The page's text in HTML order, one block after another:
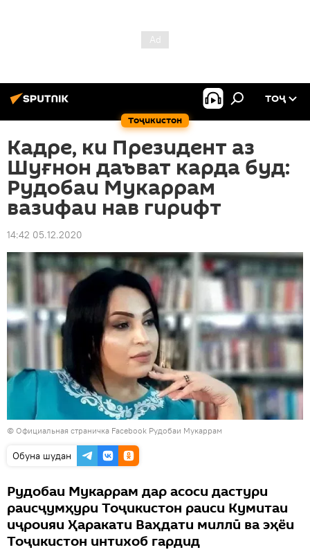
Тоҷикистон
ТОҶ
Кадре, ки Президент аз
Шуғнон даъват карда буд:
Рудобаи Мукаррам
вазифаи нав гирифт
14:42 05.12.2020
© Официальная страничка Facebook Рудобаи Мукаррам
Обуна шудан
Рудобаи Мукаррам дар асоси дастури
раисҷумҳури Тоҷикистон раиси Кумитаи
иҷроияи Ҳаракати Ваҳдати миллӣ ва эҳёи
Тоҷикистон интихоб гардид